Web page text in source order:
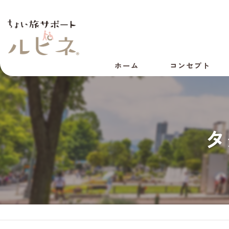
ホーム コンセプト
代表あいさつ
会社概要
採用情報